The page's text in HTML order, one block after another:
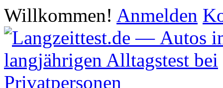
Willkommen! Anmelden